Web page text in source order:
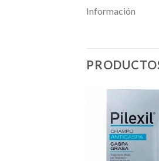
Información